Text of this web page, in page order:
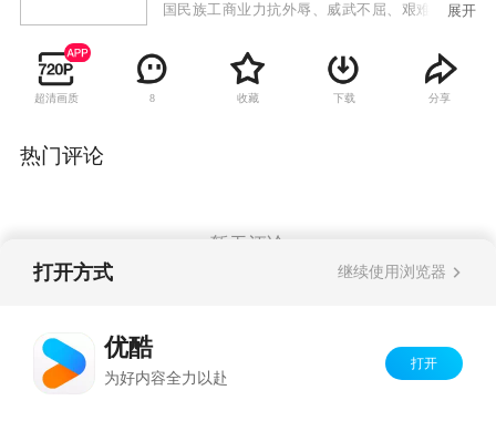
国民族工商业力抗外辱、威武不屈、艰难前行的
及浙江商人的精神铸就史，唱响了爱国主义的民
族主旋律。
展开
超清画质 8 收藏 下载 分享
热门评论
暂无评论
打开方式 继续使用浏览器
优酷
为好内容全力以赴
打开